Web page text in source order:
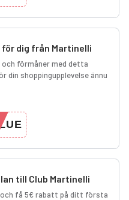
dig från Martinelli
förmåner med detta
din shoppingupplevelse ännu
till Club Martinelli
och få 5€ rabatt på ditt första